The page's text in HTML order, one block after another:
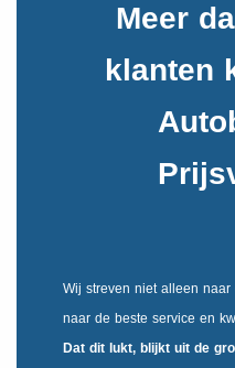
Meer
klanten
Wij streven niet alleen
naar de beste service en
Dat dit lukt, blijkt uit de